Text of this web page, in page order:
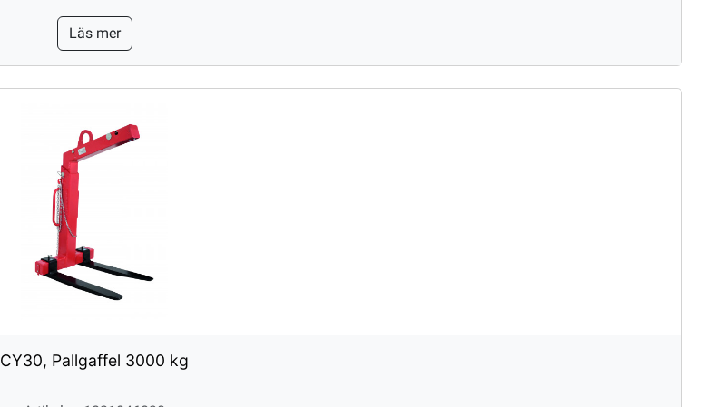
Läs mer
CY30, Pallgaffel 3000 kg